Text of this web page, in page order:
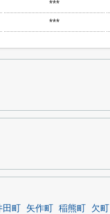
***
***
町 矢作町 稲熊町 欠町